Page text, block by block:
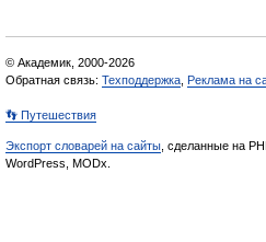
© Академик, 2000-2026
Обратная связь: Техподдержка Реклама на
👣 Путешествия
Экспорт словарей на сайты , сделанные на
WordPress, MODx.